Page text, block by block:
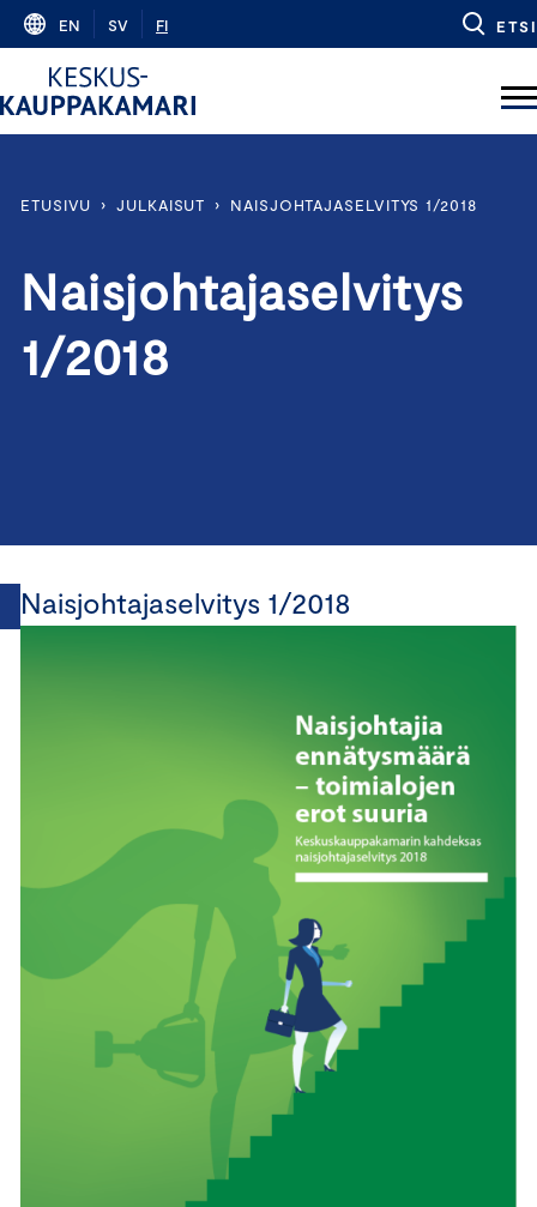
Skip
content
EN SV FI ETSI
ETUSIVU › JULKAISUT › NAISJOHTAJASELVITYS 1/2018
Naisjohtajaselvitys
1/2018
Naisjohtajaselvitys 1/2018